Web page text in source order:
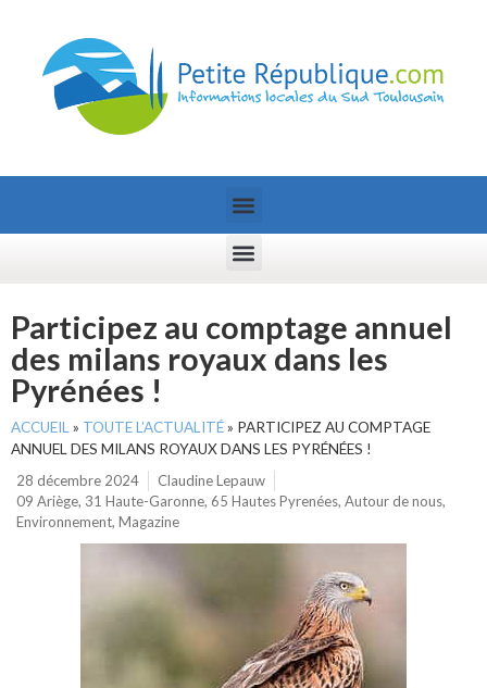
Participez au comptage annuel
des milans royaux dans les
Pyrénées !
ACCUEIL » TOUTE L’ACTUALITÉ» PARTICIPEZ AU COMPTAGE
ANNUEL DES MILANS ROYAUX DANS LES PYRÉNÉES !
28 décembre 2024
Claudine Lepauw
09 Ariège, 31 Haute-Garonne, 65 Hautes Pyrenées, Autour de nous,
Environnement, Magazine